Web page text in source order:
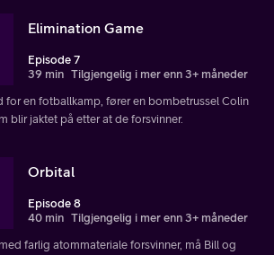
Elimination Game
Episode 7
39 min Tilgjengelig i mer enn 3+ måneder
for en fotballkamp, fører en bombetrussel Colin
blir jaktet på etter at de forsvinner.
Orbital
Episode 8
40 min Tilgjengelig i mer enn 3+ måneder
farlig atommateriale forsvinner, må Bill og